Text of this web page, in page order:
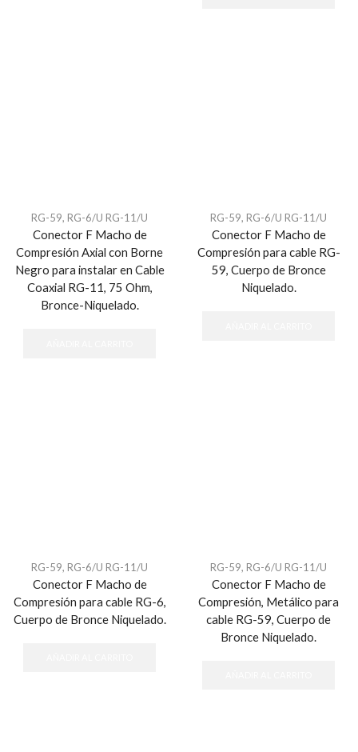
RG-59, RG-6/U RG-11/U
Conector F Macho de
Compresión Axial con Borne
Negro para instalar en Cable
Coaxial RG-11, 75 Ohm,
Bronce-Niquelado.
RG-59, RG-6/U RG-11/U
Conector F Macho de
Compresión para cable RG-
59, Cuerpo de Bronce
Niquelado.
RG-59, RG-6/U RG-11/U
Conector F Macho de
Compresión para cable RG-6,
Cuerpo de Bronce Niquelado.
RG-59, RG-6/U RG-11/U
Conector F Macho de
Compresión, Metálico para
cable RG-59, Cuerpo de
Bronce Niquelado.